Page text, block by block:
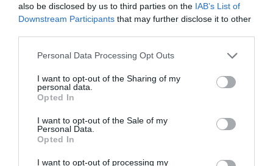
also be disclosed by us to third parties on the IAB’s List of
Downstream Participants that may further disclose it to other
Please note that this website/app uses one or more Google
not limited to your visit or usage behaviour. You may click to
grant or deny consent to Google and its third-party tags to
use your data for below specified purposes in below Google
consent section.
Personal Data Processing Opt Outs
I want to opt-out of the Sharing of my
personal data.
Opted In
I want to opt-out of the Sale of my
Personal Data.
Opted In
I want to opt-out of processing my
Elephant Robotics mechArm 270
jövő kreatív otthonainak alapkelléke. Ez egy
kompakt, hat tengely mentén mozgó robotkar,
amely már elsősorban asztali használatra készült.
Kreatív projektekhez, oktatáshoz vagy
kísérletezéshez egyaránt alkalmas, és azt az
előítéletet bontja le, amely eddig a robotika